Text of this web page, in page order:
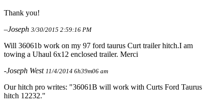
Thank you!
–Joseph 3/30/2015 2:59:16 PM
Will 36061b work on my 97 ford taurus Curt trailer hitch.I am
towing a Uhaul 6x12 enclosed trailer. Merci
-Joseph West 11/4/2014 6h39m06 am
Our hitch pro writes: "36061B will work with Curts Ford Taurus
hitch 12232."